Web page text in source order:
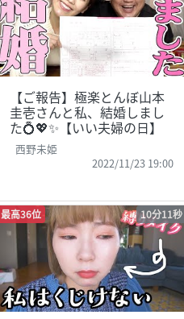
【ご報告】極楽とんぼ山本
圭壱さんと私、結婚しまし
た💍💖✨【いい夫婦の日】
西野未姫
2022/11/23 19:00
最高36位 10分11秒